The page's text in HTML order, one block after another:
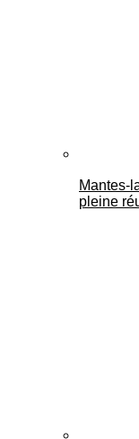
Mantes-
pleine